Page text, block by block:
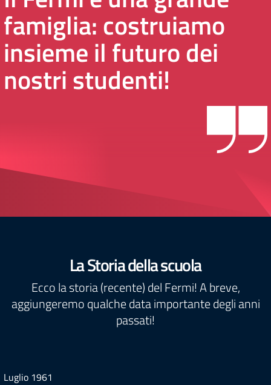
famiglia: costruiamo
insieme il futuro dei
nostri studenti!
La Storia della scuola
Ecco la storia (recente) del Fermi! A breve,
aggiungeremo qualche data importante degli anni
passati!
Luglio 1961